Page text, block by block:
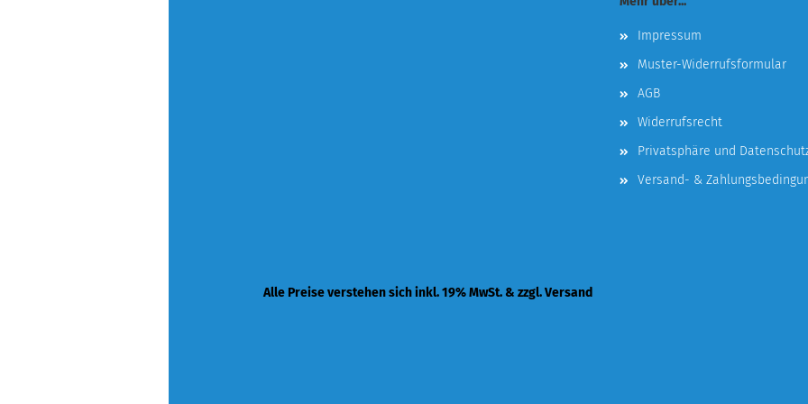
Impressum
Muster-Widerrufsformular
AGB
Widerrufsrecht
Privatsphäre und
Versand- &
Alle Preise verstehen sich inkl. 19% MwSt. & zzgl. Versand